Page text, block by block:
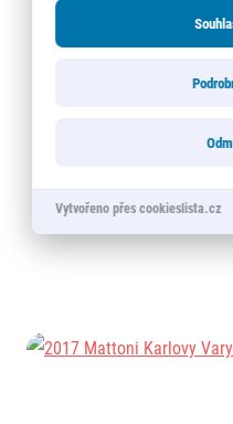
Vytvořeno přes cookieslista.cz